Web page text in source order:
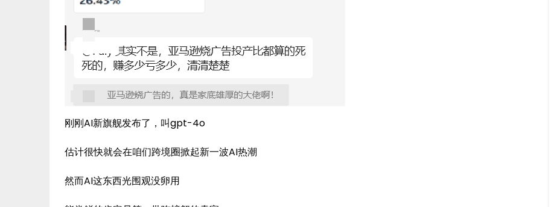
刚刚AI新旗舰发布了，叫gpt-4o
估计很快就会在咱们跨境圈掀起新一波AI热潮
然而AI这东西光围观没卵用